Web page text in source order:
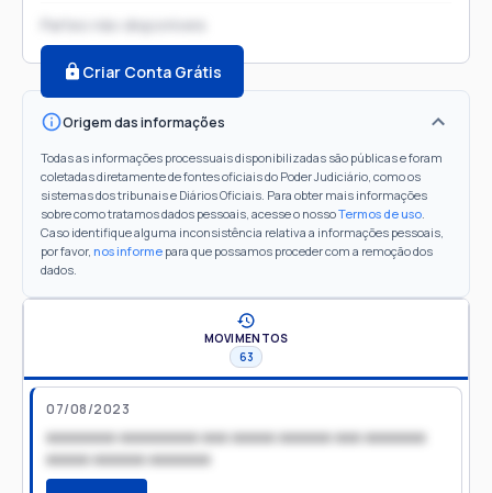
Partes não disponíveis
Criar Conta Grátis
Origem das informações
Todas as informações processuais disponibilizadas são públicas e foram
coletadas diretamente de fontes oficiais do Poder Judiciário, como os
sistemas dos tribunais e Diários Oficiais. Para obter mais informações
sobre como tratamos dados pessoais, acesse o nossoTermos de uso.
Caso identifique alguma inconsistência relativa a informações pessoais,
por favor, nos informe para que possamos proceder com a remoção dos
dados.
MOVIMENTOS
63
07/08/2023
xxxxxxxx xxxxxxxxx xxx xxxxx xxxxxx xxx xxxxxxx
xxxxx xxxxxx xxxxxxx